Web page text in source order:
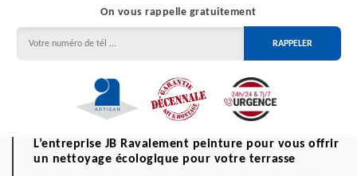
On vous rappelle gratuitement
L’entreprise JB Ravalement peinture pour vous offrir
un nettoyage écologique pour votre terrasse